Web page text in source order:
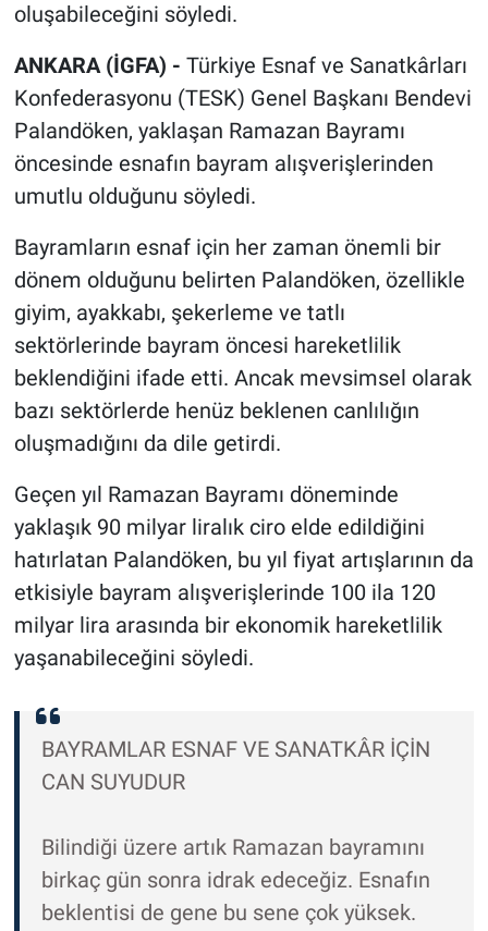
oluşabileceğini söyledi.
ANKARA (İGFA) - Türkiye Esnaf ve Sanatkârları
Konfederasyonu (TESK) Genel Başkanı Bendevi
Palandöken, yaklaşan Ramazan Bayramı
öncesinde esnafın bayram alışverişlerinden
umutlu olduğunu söyledi.
Bayramların esnaf için her zaman önemli bir
dönem olduğunu belirten Palandöken, özellikle
giyim, ayakkabı, şekerleme ve tatlı
sektörlerinde bayram öncesi hareketlilik
beklendiğini ifade etti. Ancak mevsimsel olarak
bazı sektörlerde henüz beklenen canlılığın
oluşmadığını da dile getirdi.
Geçen yıl Ramazan Bayramı döneminde
yaklaşık 90 milyar liralık ciro elde edildiğini
hatırlatan Palandöken, bu yıl fiyat artışlarının da
etkisiyle bayram alışverişlerinde 100 ila 120
milyar lira arasında bir ekonomik hareketlilik
yaşanabileceğini söyledi.
BAYRAMLAR ESNAF VE SANATKÂR İÇİN
CAN SUYUDUR
Bilindiği üzere artık Ramazan bayramını
birkaç gün sonra idrak edeceğiz. Esnafın
beklentisi de gene bu sene çok yüksek.